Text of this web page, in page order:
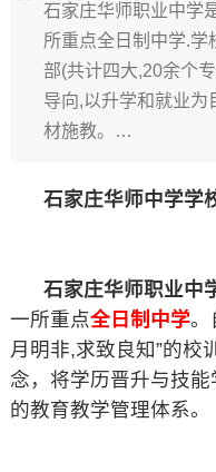
石家庄华师职业中学
所重点全日制中学.学
部(共计四大,20余个
导向,以升学和就业为
材施教。…
石家庄华师中学学
石家庄华师职业中
一所重点全日制中学。
月明非,求致良知”的校
念，将学历晋升与技
的教育教学管理体系。